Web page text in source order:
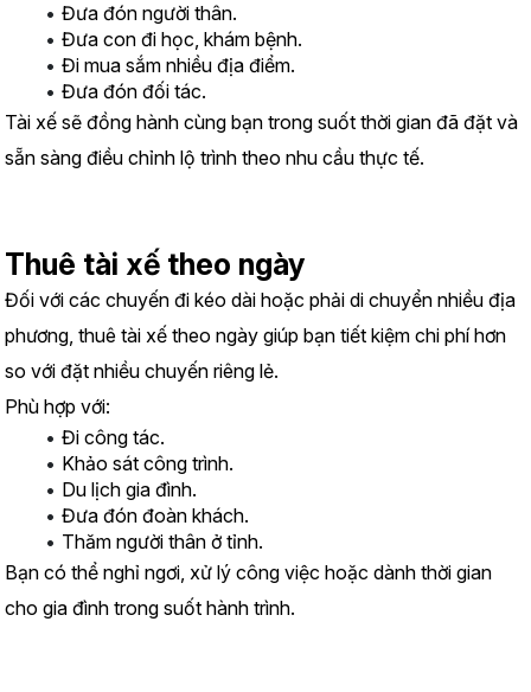
Đưa đón người thân.
Đưa con đi học, khám bệnh.
Đi mua sắm nhiều địa điểm.
Đưa đón đối tác.
Tài xế sẽ đồng hành cùng bạn trong suốt thời gian đã đặt và
sẵn sàng điều chỉnh lộ trình theo nhu cầu thực tế.
Thuê tài xế theo ngày
Đối với các chuyến đi kéo dài hoặc phải di chuyển nhiều địa
phương, thuê tài xế theo ngày giúp bạn tiết kiệm chi phí hơn
so với đặt nhiều chuyến riêng lẻ.
Phù hợp với:
Đi công tác.
Khảo sát công trình.
Du lịch gia đình.
Đưa đón đoàn khách.
Thăm người thân ở tỉnh.
Bạn có thể nghỉ ngơi, xử lý công việc hoặc dành thời gian
cho gia đình trong suốt hành trình.